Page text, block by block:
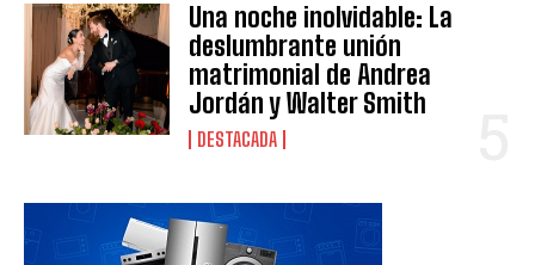
Una noche inolvidable: La
deslumbrante unión
matrimonial de Andrea
Jordán y Walter Smith
DESTACADA